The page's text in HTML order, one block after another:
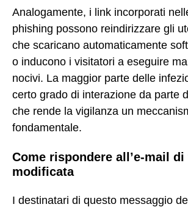
Analogamente, i link incorporati
phishing possono reindirizzare gli
che scaricano automaticamente
o inducono i visitatori a eseguire
nocivi. La maggior parte delle
certo grado di interazione da parte
che rende la vigilanza un
fondamentale.
Come rispondere all’e-mail
modificata
I destinatari di questo messaggio